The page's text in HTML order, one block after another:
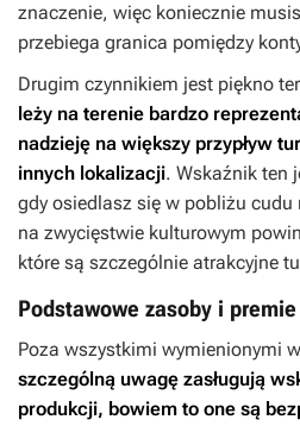
znaczenie, więc koniecznie
przebiega granica pomiędzy
Drugim czynnikiem jest piękno
leży na terenie bardzo
nadzieję na większy przypływ
innych lokalizacji. Wskaźnik ten
gdy osiedlasz się w pobliżu cudu
na zwycięstwie kulturowym
które są szczególnie atrakcyjne
Podstawowe zasoby i premie
Poza wszystkimi wymienionymi
szczególną uwagę zasługują
produkcji, bowiem to one są